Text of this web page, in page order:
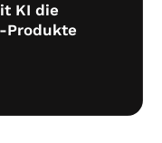
KI die
Produkte